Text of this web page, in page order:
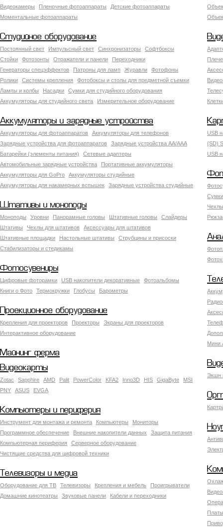
Видеокамеры
Пленочные фотоаппараты
Детские фотоаппараты
Моментальные фотоаппараты
Студийное оборудование
Постоянный свет Импульсный свет Синхронизаторы
Софтбоксы
Стойки
Фотозонты Отражатели и панели
Переходники
Генераторы спецэффектов
Патроны для ламп Журавли
Фотофоны
Ролики
Системы крепления
Фотобоксы и столы для предметной съемки
Лампы и колбы
Насадки
Сумки для студийного оборудования
Аккумуляторы для студийного света
Измерительное оборудование
Аккумуляторы и зарядные устройства
Аккумуляторы для фотоаппаратов
Аккумуляторы для телефонов
Зарядные устройства для фотоаппаратов
Зарядные устройства AA/AAA
Батарейки (элементы питания)
Сетевые адаптеры
Автомобильные зарядные устройства
Портативные аккумуляторы
Аккумуляторы для GoPro
Аккумуляторы студийные
Аккумуляторы для накамерных вспышек
Зарядные устройства студийные
USB
(SD)
USB
Штативы и моноподы
Моноподы Уровни Панорамные головы Штативные головы
Слайдеры
Штативы
Чехлы для штативов
Аксессуары для штативов
Штативные площадки
Настольные штативы
Струбцины и присоски
Стабилизаторы и стедикамы
Фотосувениры
Цифровые фоторамки USB накопители декоративные
Фотоальбомы
Книги о Фото
Термокружки Глобусы Барометры
Мини
Проекционное оборудование
Крепления для проекторов Проекторы
Экраны для проекторов
Интерактивное оборудование
Майнинг ферма
Экшн
Видеокарты
Zotac Sapphire AMD Palit PowerColor KFA2 Inno3D HIS GigaByte
MSI
PNY
ASUS EVGA
Компьютеры и периферия
Инструмент для монтажа и ремонта Компьютеры
Мониторы
Программное обеспечение
Внешние накопители данных
Защита питания
Компьютерная периферия
Серверное оборудование
Чистящие средства для цифровой техники
Телевизоры и медиа
Оборудование для ТВ Телевизоры Крепления и мебель
Проигрыватели
Домашние кинотеатры
Звуковые панели Кабели и переходники